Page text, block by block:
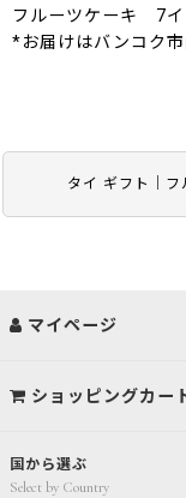
タイ ギフト｜
フルーツケーキ 7
*お届けはバンコク市
国から選ぶ
Select by Country
マイページ
ショッピングカー